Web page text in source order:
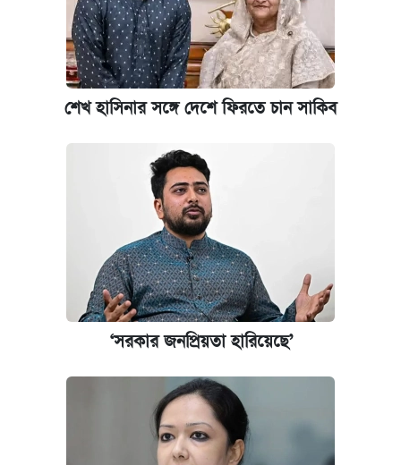
শেখ হাসিনার সঙ্গে দেশে ফিরতে চান সাকিব
‘সরকার জনপ্রিয়তা হারিয়েছে’